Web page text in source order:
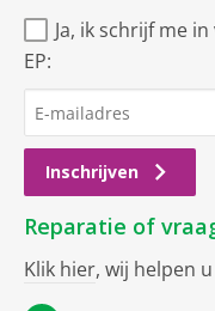
Ja, ik schrijf me
EP:
Inschrijven
Reparatie of
Klik hier, wij helpen